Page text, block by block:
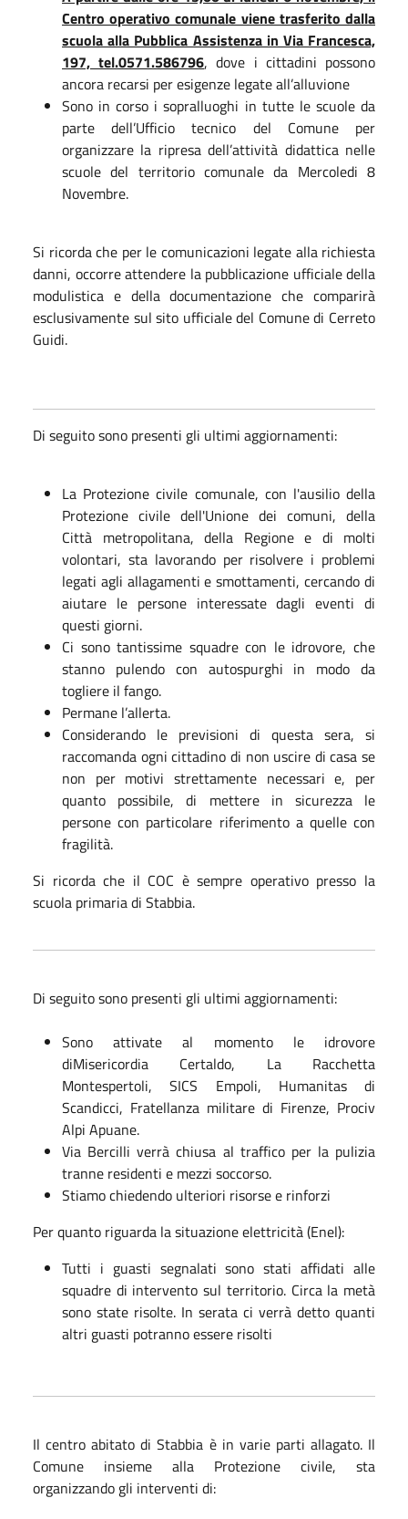
Centro operativo comunale viene trasferito dalla
scuola alla Pubblica Assistenza in Via Francesca,
197, tel.0571.586796, dove i cittadini possono
ancora recarsi per esigenze legate all’alluvione
Sono in corso i sopralluoghi in tutte le scuole da
parte dell’Ufficio tecnico del Comune per
organizzare la ripresa dell’attività didattica nelle
scuole del territorio comunale da Mercoledi 8
Novembre.
Si ricorda che per le comunicazioni legate alla richiesta
danni, occorre attendere la pubblicazione ufficiale della
modulistica e della documentazione che comparirà
esclusivamente sul sito ufficiale del Comune di Cerreto
Guidi.
Di seguito sono presenti gli ultimi aggiornamenti:
La Protezione civile comunale, con l'ausilio della
Protezione civile dell'Unione dei comuni, della
Città metropolitana, della Regione e di molti
volontari, sta lavorando per risolvere i problemi
legati agli allagamenti e smottamenti, cercando di
aiutare le persone interessate dagli eventi di
questi giorni.
Ci sono tantissime squadre con le idrovore, che
stanno pulendo con autospurghi in modo da
togliere il fango.
Permane l’allerta.
Considerando le previsioni di questa sera, si
raccomanda ogni cittadino di non uscire di casa se
non per motivi strettamente necessari e, per
quanto possibile, di mettere in sicurezza le
persone con particolare riferimento a quelle con
fragilità.
Si ricorda che il COC è sempre operativo presso la
scuola primaria di Stabbia.
Di seguito sono presenti gli ultimi aggiornamenti:
Sono attivate al momento le idrovore
diMisericordia Certaldo, La Racchetta
Montespertoli, SICS Empoli, Humanitas di
Scandicci, Fratellanza militare di Firenze, Prociv
Alpi Apuane.
Via Bercilli verrà chiusa al traffico per la pulizia
tranne residenti e mezzi soccorso.
Stiamo chiedendo ulteriori risorse e rinforzi
Per quanto riguarda la situazione elettricità (Enel):
Tutti i guasti segnalati sono stati affidati alle
squadre di intervento sul territorio. Circa la metà
sono state risolte. In serata ci verrà detto quanti
altri guasti potranno essere risolti
Il centro abitato di Stabbia è in varie parti allagato. Il
Comune insieme alla Protezione civile, sta
organizzando gli interventi di: